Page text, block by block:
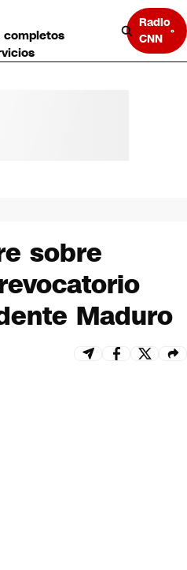
completos
Radio
CNN
sobre
Maduro